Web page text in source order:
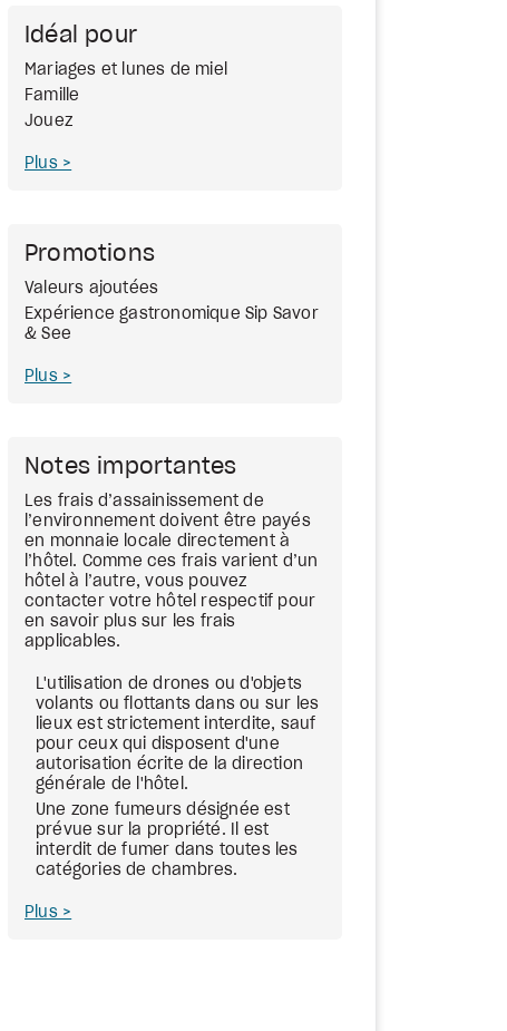
Idéal pour
Mariages et lunes de miel
Famille
Jouez
Plus
Promotions
Valeurs ajoutées
Expérience gastronomique Sip Savor
& See
Plus
Notes importantes
Les frais d’assainissement de
l’environnement doivent être payés
en monnaie locale directement à
l’hôtel. Comme ces frais varient d’un
hôtel à l’autre, vous pouvez
contacter votre hôtel respectif pour
en savoir plus sur les frais
applicables.
L'utilisation de drones ou d'objets
volants ou flottants dans ou sur les
lieux est strictement interdite, sauf
pour ceux qui disposent d'une
autorisation écrite de la direction
générale de l'hôtel.
Une zone fumeurs désignée est
prévue sur la propriété. Il est
interdit de fumer dans toutes les
catégories de chambres.
Plus